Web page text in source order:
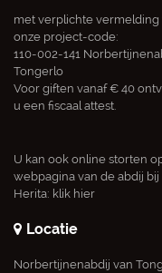
met verplichte vermelding
onze project-code:
110-002-141
Tongerlo
Voor giften vanaf € 40
u een fiscaal attest.
U kan ook online storten
webpagina van de abdij bij
Herita: klik hier
Locatie
Norbertijnenabdij van